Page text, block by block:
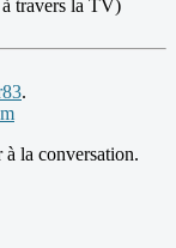
à travers la TV)
.
la conversation.